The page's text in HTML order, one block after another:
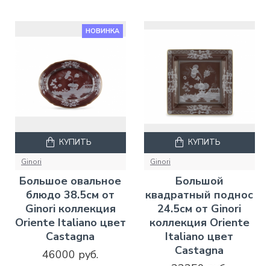
НОВИНКА
Ginori
Большое овальное
блюдо 38.5см от
Ginori коллекция
Oriente Italiano цвет
Castagna
46000 руб.
КУПИТЬ
Ginori
Большой
квадратный поднос
24.5см от Ginori
коллекция Oriente
Italiano цвет
Castagna
КУПИТЬ